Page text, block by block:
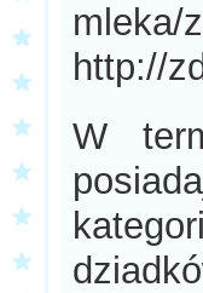
mleka/
http://
W